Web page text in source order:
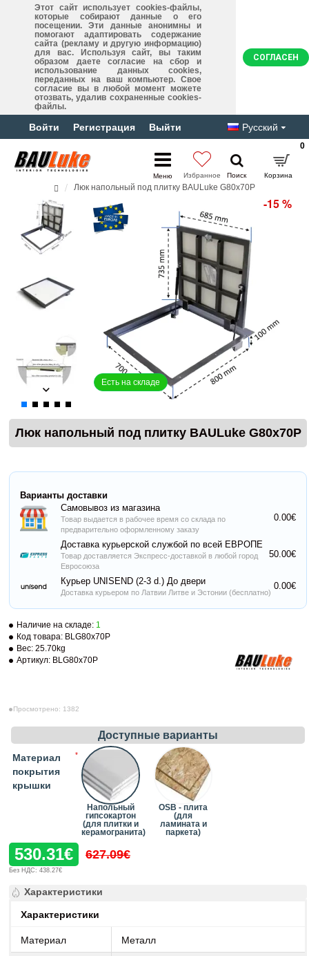
Этот сайт использует cookies-файлы,
которые собирают данные о его
посещении. Эти данные анонимны и
помогают адаптировать содержание
сайта (рекламу и другую информацию)
для вас. Используя сайт, вы таким
образом даете согласие на сбор и
использование данных cookies,
переданных на ваш компьютер. Свое
согласие вы в любой момент можете
отозвать, удалив сохраненные cookies-
файлы.
СОГЛАСЕН
Войти Регистрация Выйти Русский
0
Люк напольный под плитку BAULuke G80x70P
Есть на складе
-15 %
Люк напольный под плитку BAULuke G80x70P
Наличие на складе: 1
Код товара: BLG80x70P
Вес: 25.70kg
Артикул: BLG80x70P
Просмотрено: 1382
530.31€ 627.09€
Без НДС: 438.27€
Доступные варианты
Материал
покрытия
крышки
Напольный
гипсокартон
(для плитки и
керамогранита)
OSB - плита
(для
ламината и
паркета)
Варианты доставки
Самовывоз из магазина
Товар выдается в рабочее время со склада по
предварительно оформленному заказу
0.00€
Доставка курьерской службой по всей ЕВРОПЕ
Товар доставляется Экспресс-доставкой в любой город
Евросоюза
50.00€
Курьер UNISEND (2-3 d.) До двери
Доставка курьером по Латвии Литве и Эстонии (бесплатно)
0.00€
Характеристики
Характеристики
Материал
Металл